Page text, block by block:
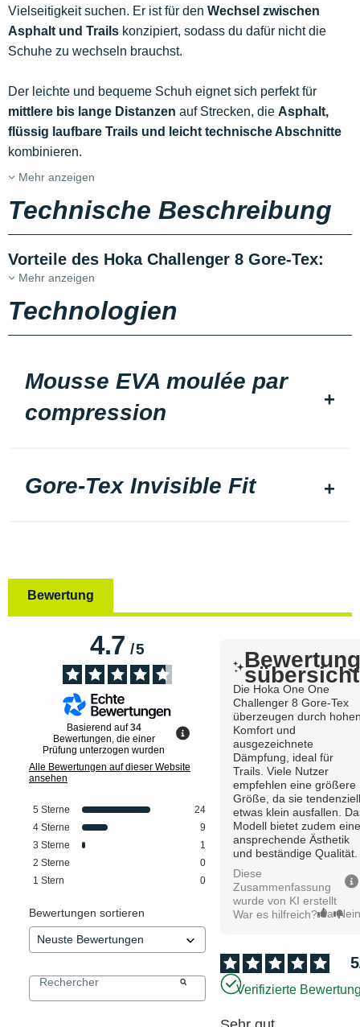
Vielseitigkeit suchen. Er ist für den Wechsel zwischen
Asphalt und Trails konzipiert, sodass du dafür nicht die
Schuhe zu wechseln brauchst.
Der leichte und bequeme Schuh eignet sich perfekt für
mittlere bis lange Distanzen auf Strecken, die Asphalt,
flüssig laufbare Trails und leicht technische Abschnitte
kombinieren.
Mehr anzeigen
Technische Beschreibung
Vorteile des Hoka Challenger 8 Gore-Tex:
Mehr anzeigen
Technologien
Mousse EVA moulée par
compression
Gore-Tex Invisible Fit
Bewertung
4.7/5
Basierend auf34
Bewertungen, die einer
Prüfung unterzogen wurden
Alle Bewertungen auf dieser Website
ansehen
5 Sterne
24
4 Sterne
9
3 Sterne
1
2 Sterne
0
1 Stern 0
Bewertungen sortieren
sübersicht
Die Hoka One One
Challenger 8 Gore-Tex
überzeugen durch
Komfort und
ausgezeichnete
Dämpfung, ideal für
Trails. Viele Nutzer
empfehlen eine größere
Größe, da sie
etwas klein ausfallen.
Modell bietet zudem
ansprechende Ästhetik
und beständige Qualität.
Diese
Zusammenfassung
wurde von KI erstellt
War es hilfreich? Ja
5
Verifizierte